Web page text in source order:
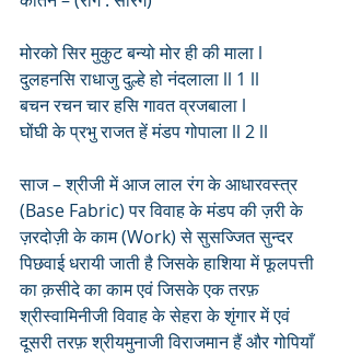
मोरको सिर मुकुट बन्यो मोर ही की माला l
दुलहनसि राधाजु दुल्हे हो नंदलाला ll 1 ll
बचन रचन चार हसि गावत व्रजबाला l
घोंघी के प्रभु राजत हें मंडप गोपाला ll 2 ll
साज – श्रीजी में आज लाल रंग के आधारवस्त्र
(Base Fabric) पर विवाह के मंडप की ज़री के
ज़रदोज़ी के काम (Work) से सुसज्जित सुन्दर
पिछवाई धरायी जाती है जिसके हाशिया में फूलपत्ती
का क़सीदे का काम एवं जिसके एक तरफ़
श्रीस्वामिनीजी विवाह के सेहरा के शृंगार में एवं
दूसरी तरफ़ श्रीयमुनाजी विराजमान हैं और गोपियाँ